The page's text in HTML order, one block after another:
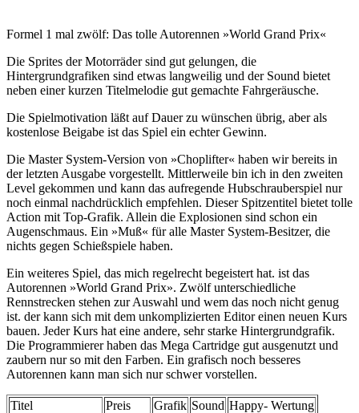
Formel 1 mal zwölf: Das tolle Autorennen »World Grand Prix«
Die Sprites der Motorräder sind gut gelungen, die
Hintergrundgrafiken sind etwas langweilig und der Sound bietet
neben einer kurzen Titelmelodie gut gemachte Fahrgeräusche.
Die Spielmotivation läßt auf Dauer zu wünschen übrig, aber als
kostenlose Beigabe ist das Spiel ein echter Gewinn.
Die Master System-Version von »Choplifter« haben wir bereits in
der letzten Ausgabe vorgestellt. Mittlerweile bin ich in den zweiten
Level gekommen und kann das aufregende Hubschrauberspiel nur
noch einmal nachdrücklich empfehlen. Dieser Spitzentitel bietet tolle
Action mit Top-Grafik. Allein die Explosionen sind schon ein
Augenschmaus. Ein »Muß« für alle Master System-Besitzer, die
nichts gegen Schießspiele haben.
Ein weiteres Spiel, das mich regelrecht begeistert hat. ist das
Autorennen »World Grand Prix». Zwölf unterschiedliche
Rennstrecken stehen zur Auswahl und wem das noch nicht genug
ist. der kann sich mit dem unkomplizierten Editor einen neuen Kurs
bauen. Jeder Kurs hat eine andere, sehr starke Hintergrundgrafik.
Die Programmierer haben das Mega Cartridge gut ausgenutzt und
zaubern nur so mit den Farben. Ein grafisch noch besseres
Autorennen kann man sich nur schwer vorstellen.
Titel Preis Grafik Sound Happy- Wertung